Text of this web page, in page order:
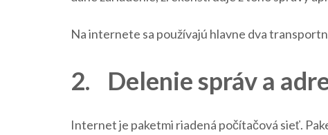
Na internete sa používajú hlavne dva
2. Delenie správ a
Internet je paketmi riadená počítačová sieť.